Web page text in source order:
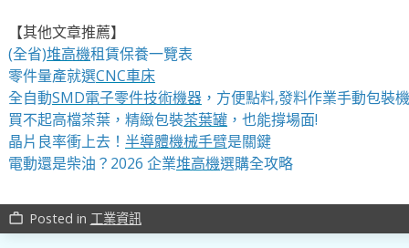
【其他文章推薦】
(全省)堆高機租賃保養一覽表
零件量產就選CNC車床
全自動SMD電子零件技術機器，方便點料,發料作業手動包裝機
買不起高檔茶葉，精緻包裝茶葉罐，也能撐場面!
晶片良率衝上去！ 半導體機械手臂是關鍵
電動還是柴油？2026 企業堆高機選購全攻略
work_outline Posted in 工業資訊